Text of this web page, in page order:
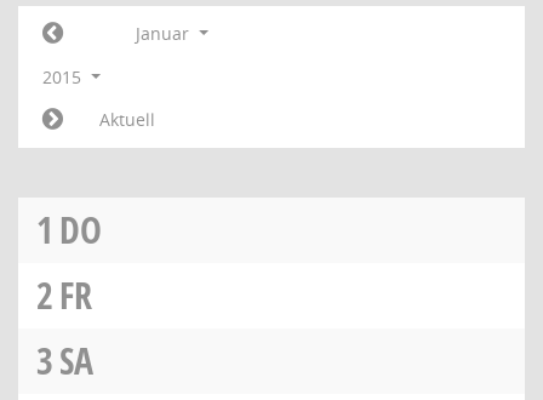
Januar
2015
Aktuell
1 DO
2FR
3SA